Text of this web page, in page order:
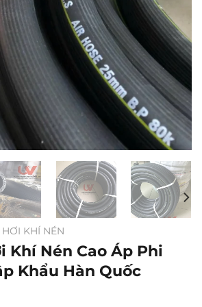
HƠI KHÍ NÉN
Khí Nén Cao Áp Phi
Khẩu Hàn Quốc